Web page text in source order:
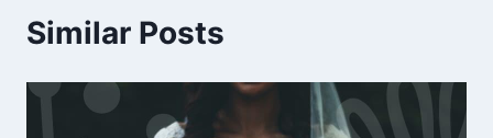
Similar Posts